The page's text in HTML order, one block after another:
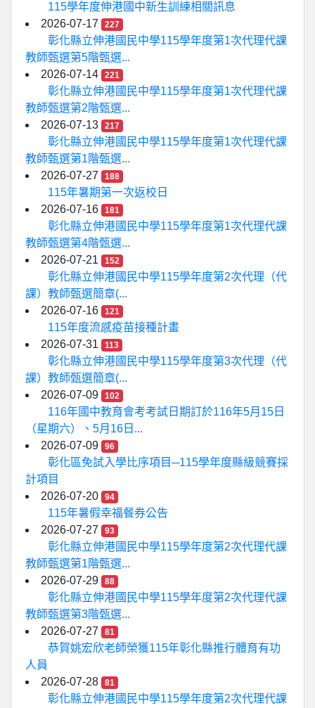
115學年度伸港國中新生訓練相關訊息
2026-07-17
227
彰化縣立伸港國民中學115學年度第1次代理代課
教師甄選第5階甄選...
2026-07-14
221
彰化縣立伸港國民中學115學年度第1次代理代課
教師甄選第2階甄選...
2026-07-13
217
彰化縣立伸港國民中學115學年度第1次代理代課
教師甄選第1階甄選...
2026-07-27
188
115年暑期第一次返校日
2026-07-16
181
彰化縣立伸港國民中學115學年度第1次代理代課
教師甄選第4階甄選...
2026-07-21
152
彰化縣立伸港國民中學115學年度第2次代理（代
課）教師甄選簡章(...
2026-07-16
121
115年度流感疫苗接種計畫
2026-07-31
113
彰化縣立伸港國民中學115學年度第3次代理（代
課）教師甄選簡章(...
2026-07-09
102
116年國中教育會考考試日期訂於116年5月15日
（星期六）、5月16日...
2026-07-09
96
彰化區免試入學比序項目─115學年度縣級競賽採
計項目
2026-07-20
94
115年暑假幸福餐券公告
2026-07-27
93
彰化縣立伸港國民中學115學年度第2次代理代課
教師甄選第1階甄選...
2026-07-29
88
彰化縣立伸港國民中學115學年度第2次代理代課
教師甄選第3階甄選...
2026-07-27
81
恭賀姚宏欣老師榮獲115年彰化縣推行體育有功
人員
2026-07-28
81
彰化縣立伸港國民中學115學年度第2次代理代課